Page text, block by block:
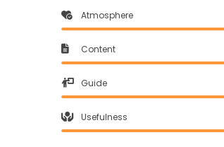
Atmosphere
Content
Guide
Usefulness